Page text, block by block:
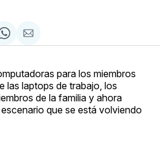
Share
on
Compartir
via
para los miembros
las laptops de trabajo, los
de la familia y ahora
que se está volviendo